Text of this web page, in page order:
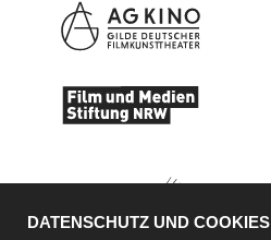
DATENSCHUTZ UND COOKIES